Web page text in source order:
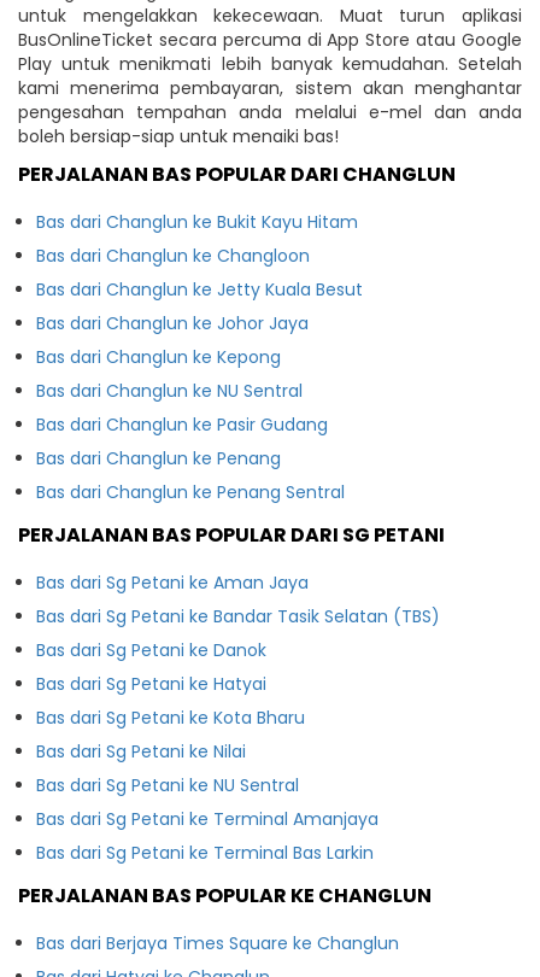
untuk mengelakkan kekecewaan. Muat turun aplikasi
BusOnlineTicket secara percuma di App Store atau Google
Play untuk menikmati lebih banyak kemudahan. Setelah
kami menerima pembayaran, sistem akan menghantar
pengesahan tempahan anda melalui e-mel dan anda
boleh bersiap-siap untuk menaiki bas!
PERJALANAN BAS POPULAR DARI CHANGLUN
Bas dari Changlun ke Bukit Kayu Hitam
Bas dari Changlun ke Changloon
Bas dari Changlun ke Jetty Kuala Besut
Bas dari Changlun ke Johor Jaya
Bas dari Changlun ke Kepong
Bas dari Changlun ke NU Sentral
Bas dari Changlun ke Pasir Gudang
Bas dari Changlun ke Penang
Bas dari Changlun ke Penang Sentral
PERJALANAN BAS POPULAR DARI SG PETANI
Bas dari Sg Petani ke Aman Jaya
Bas dari Sg Petani ke Bandar Tasik Selatan (TBS)
Bas dari Sg Petani ke Danok
Bas dari Sg Petani ke Hatyai
Bas dari Sg Petani ke Kota Bharu
Bas dari Sg Petani ke Nilai
Bas dari Sg Petani ke NU Sentral
Bas dari Sg Petani ke Terminal Amanjaya
Bas dari Sg Petani ke Terminal Bas Larkin
PERJALANAN BAS POPULAR KE CHANGLUN
Bas dari Berjaya Times Square ke Changlun